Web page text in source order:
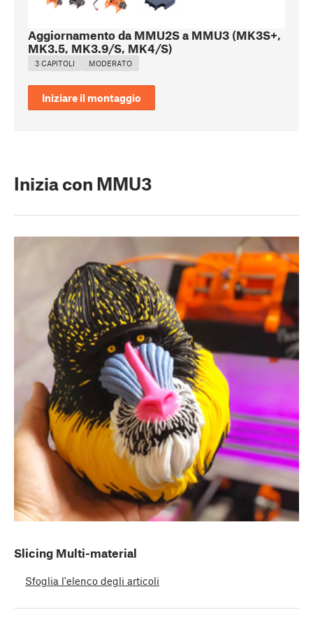
Aggiornamento da MMU2S a MMU3 (MK3S+,
MK3.5, MK3.9/S, MK4/S)
3 CAPITOLI MODERATO
Iniziare il montaggio
Inizia con MMU3
Slicing Multi-material
Sfoglia l'elenco degli articoli